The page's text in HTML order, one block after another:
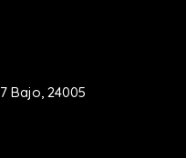
7 Bajo, 24005